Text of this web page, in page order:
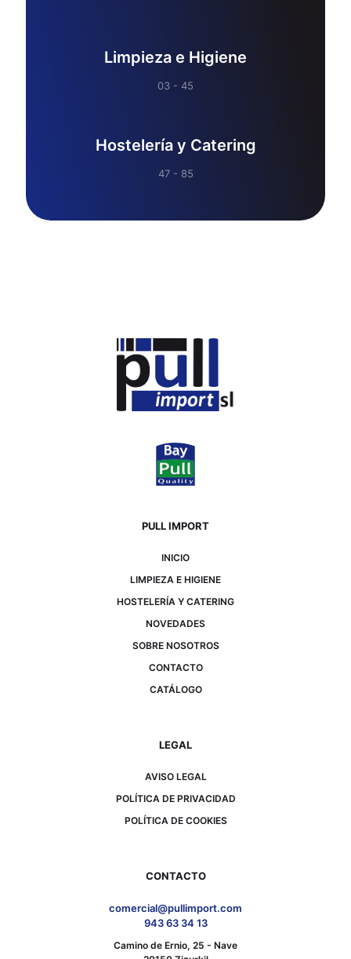
Limpieza e Higiene
03 - 45
Hostelería y Catering
47 - 85
PULL IMPORT
INICIO
LIMPIEZA E HIGIENE
HOSTELERÍA Y CATERING
NOVEDADES
SOBRE NOSOTROS
CONTACTO
CATÁLOGO
LEGAL
AVISO LEGAL
POLÍTICA DE PRIVACIDAD
POLÍTICA DE COOKIES
CONTACTO
comercial@pullimport.com
943 63 34 13
Camino de Ernio, 25 - Nave